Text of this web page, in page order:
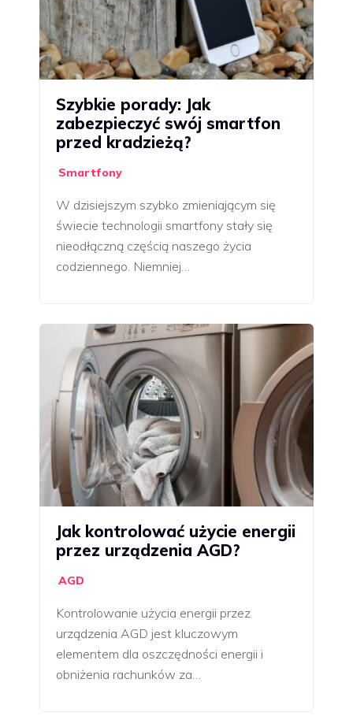
Szybkie porady: Jak
zabezpieczyć swój smartfon
przed kradzieżą?
Smartfony
W dzisiejszym szybko zmieniającym się
świecie technologii smartfony stały się
nieodłączną częścią naszego życia
codziennego. Niemniej…
Jak kontrolować użycie energii
przez urządzenia AGD?
AGD
Kontrolowanie użycia energii przez
urządzenia AGD jest kluczowym
elementem dla oszczędności energii i
obniżenia rachunków za…